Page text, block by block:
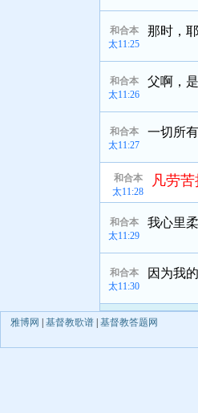
和合本
太11:25
那时，
和合本
太11:26
父啊，
和合本
太11:27
一切所
和合本
太11:28
凡劳
和合本
太11:29
我心里
和合本
太11:30
因为我
雅博网 基督教歌谱 基督教答题网